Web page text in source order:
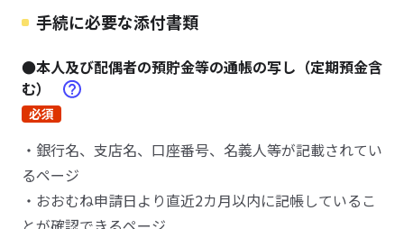
手続に必要な添付書類
●本人及び配偶者の預貯金等の通帳の写し（定期預金含
む）
必須
・銀行名、支店名、口座番号、名義人等が記載されてい
るページ
・おおむね申請日より直近2カ月以内に記帳しているこ